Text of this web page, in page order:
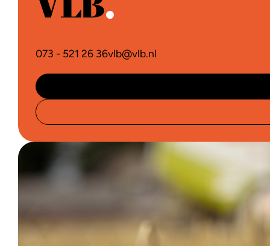
073 - 521 26 36vlb@vlb.nl